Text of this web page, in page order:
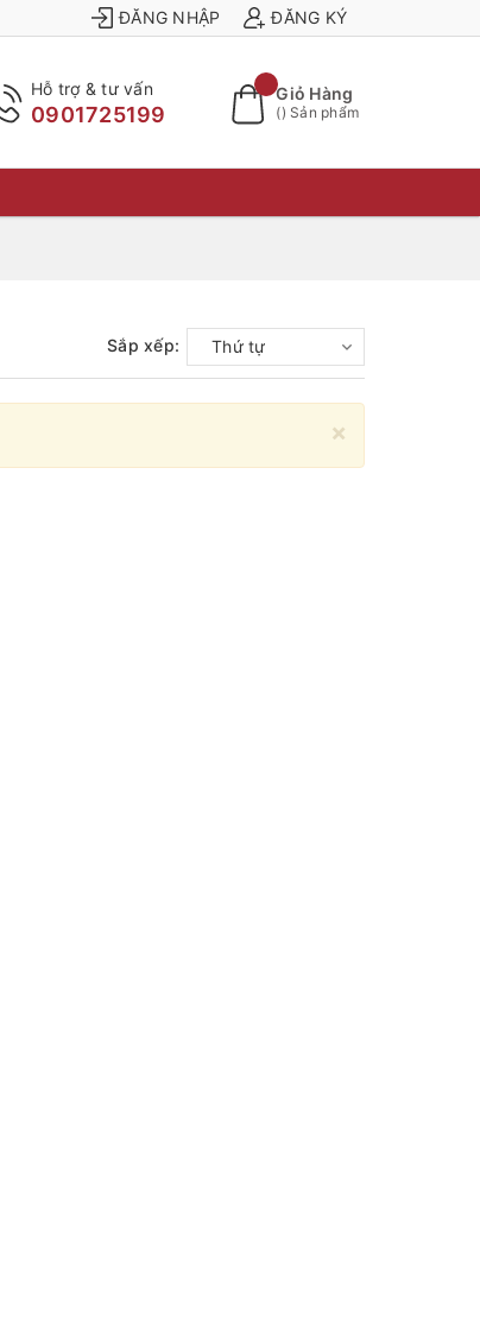
ĐĂNG NHẬP ĐĂNG KÝ
Hỗ trợ & tư vấn
0901725199
Giỏ Hàng
() Sản phẩm
Sắp xếp: Thứ tự
×